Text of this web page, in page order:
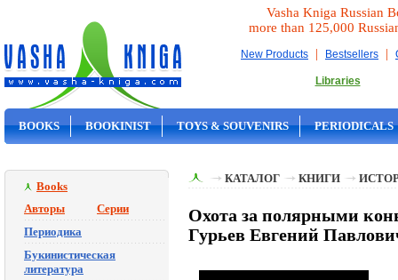
Vasha Kniga Russian
more than 125,000
New Products | Bestsellers |
Libraries
BOOKS BOOKINIST TOYS & SOUVENIRS PERIODICALS
Books
Авторы
Серии
Периодика
Букинистическая
литература
КАТАЛОГ КНИГИ
Охота за полярными
Гурьев Евгений